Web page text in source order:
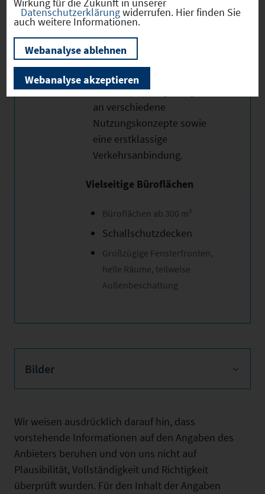
Hart – bieten wir Ihnen eine
Gewerbeimmobilie mit
flexiblen Büroflächen. Die
Immobilie überzeugt durch
ihre exzellente Lage, eine
hohe Anpassungsfähigkeit
an verschiedene
Nutzungskonzepte sowie
eine erstklassige
Verkehrsanbindung.
Vielseitige Büroflächen
Büroflächen ab 300 m²
Schallschutzdecken
Großzügige Fensterfronten,
helle Räume, teilweise
Außenbeschattung
Bilder
Wir weisen ausdrücklich darauf hin, dass
vorstehende Informationen auf den Angaben des
Anbieters beruhen und von uns nicht auf
Plausibilität, Vollständigkeit und Richtigkeit
überprüft wurden. Für den Inhalt der Angaben
Wirkung für die Zukunft in unserer
Datenschutzerklärungwiderrufen. Hier finden Sie
auch weitere Informationen.
Webanalyse ablehnen
Webanalyse akzeptieren